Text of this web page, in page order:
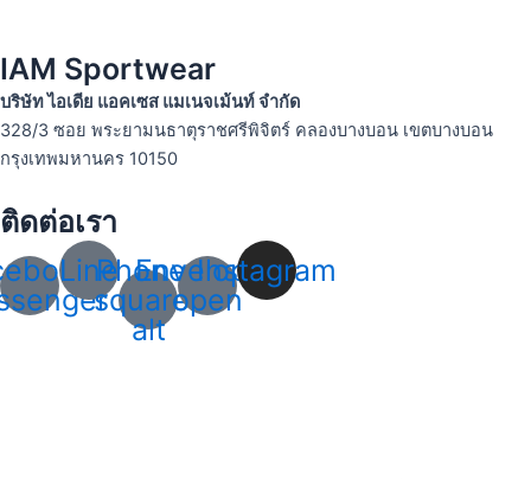
IAM Sportwear
บริษัท ไอเดีย แอคเซส แมเนจเม้นท์ จำกัด
328/3 ซอย พระยามนธาตุราชศรีพิจิตร์ คลองบางบอน เขตบางบอน
กรุงเทพมหานคร 10150
ติดต่อเรา
LinePhone-
square-
alt
Envelope-
open
Instagram